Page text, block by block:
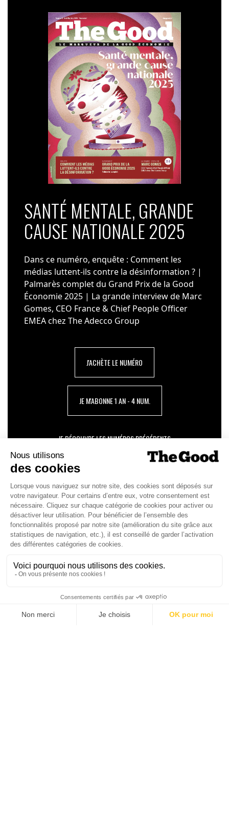
SANTÉ MENTALE, GRANDE
CAUSE NATIONALE 2025
Dans ce numéro, enquête : Comment les
médias luttent-ils contre la désinformation ? |
Palmarès complet du Grand Prix de la Good
Économie 2025 | La grande interview de Marc
Gomes, CEO France & Chief People Officer
EMEA chez The Adecco Group
J'ACHÈTE LE NUMÉRO
JE M'ABONNE 1 AN - 4 NUM.
JE DÉCOUVRE LES NUMÉROS PRÉCÉDENTS
Je suis déjà abonné(e) :
version digitale
SUIVEZ-NOUS